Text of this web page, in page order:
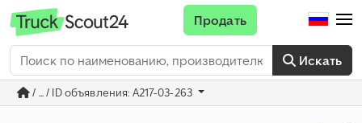
Искать
Продать
/ ... / ID объявления: A217-03-263